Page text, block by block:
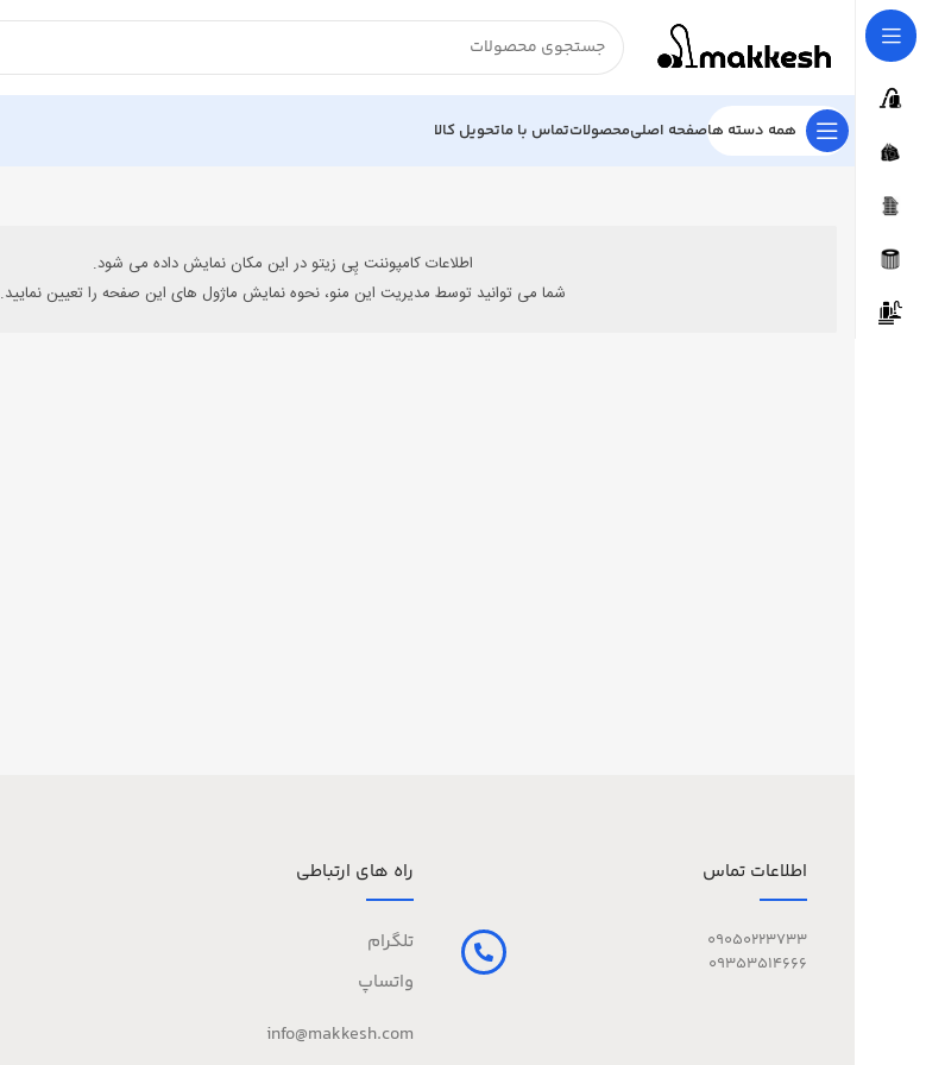
همه دسته هاصفحه اصلیمحصولاتتماس با ماتحویل کالا
اطلاعات کامپوننت پِی زیتو در این مکان نمایش داده می شود.
شما می توانید توسط مدیریت این منو، نحوه نمایش ماژول های این صفحه را تعیین نمایید.
اطلاعات تماس
09050223733
09353514666
راه های ارتباطی
تلگرام
واتساپ
info@makkesh.com